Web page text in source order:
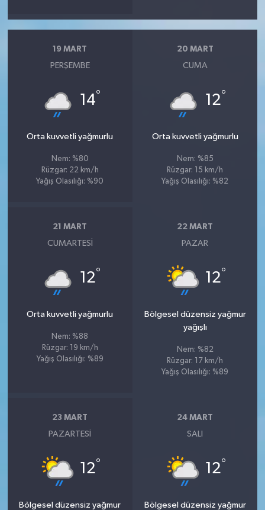
19 MART
PERŞEMBE
14°
Orta kuvvetli yağmurlu
Nem: %80
Rüzgar: 22 km/h
Yağış Olasılığı: %90
20 MART
CUMA
12°
Orta kuvvetli yağmurlu
Nem: %85
Rüzgar: 15 km/h
Yağış Olasılığı: %82
21 MART
CUMARTESI
12°
Orta kuvvetli yağmurlu
Nem: %88
Rüzgar: 19 km/h
Yağış Olasılığı: %89
22 MART
PAZAR
12°
Bölgesel düzensiz yağmur
yağışlı
Nem: %82
Rüzgar: 17 km/h
Yağış Olasılığı: %89
23 MART
PAZARTESI
12°
Bölgesel düzensiz yağmur
24 MART
SALI
12°
Bölgesel düzensiz yağmur